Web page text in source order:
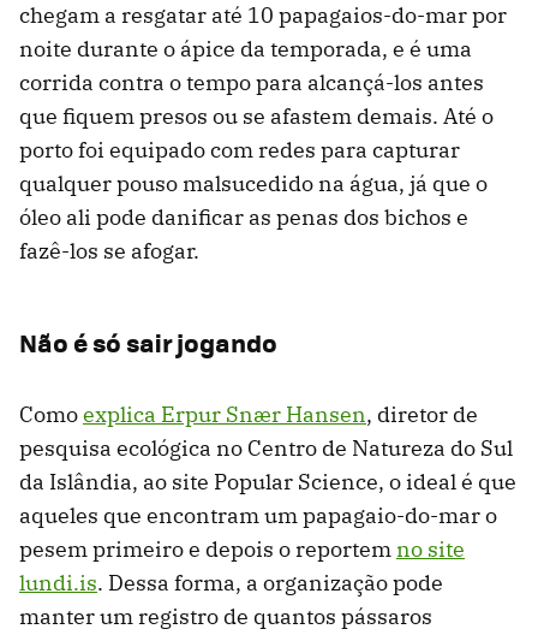
chegam a resgatar até 10 papagaios-do-mar por
noite durante o ápice da temporada, e é uma
corrida contra o tempo para alcançá-los antes
que fiquem presos ou se afastem demais. Até o
porto foi equipado com redes para capturar
qualquer pouso malsucedido na água, já que o
óleo ali pode danificar as penas dos bichos e
fazê-los se afogar.
Não é só sair jogando
Comoexplica Erpur Snær Hansen, diretor de
pesquisa ecológica no Centro de Natureza do Sul
da Islândia, ao site Popular Science, o ideal é que
aqueles que encontram um papagaio-do-mar o
pesem primeiro e depois o reportemno site
lundi.is. Dessa forma, a organização pode
manter um registro de quantos pássaros